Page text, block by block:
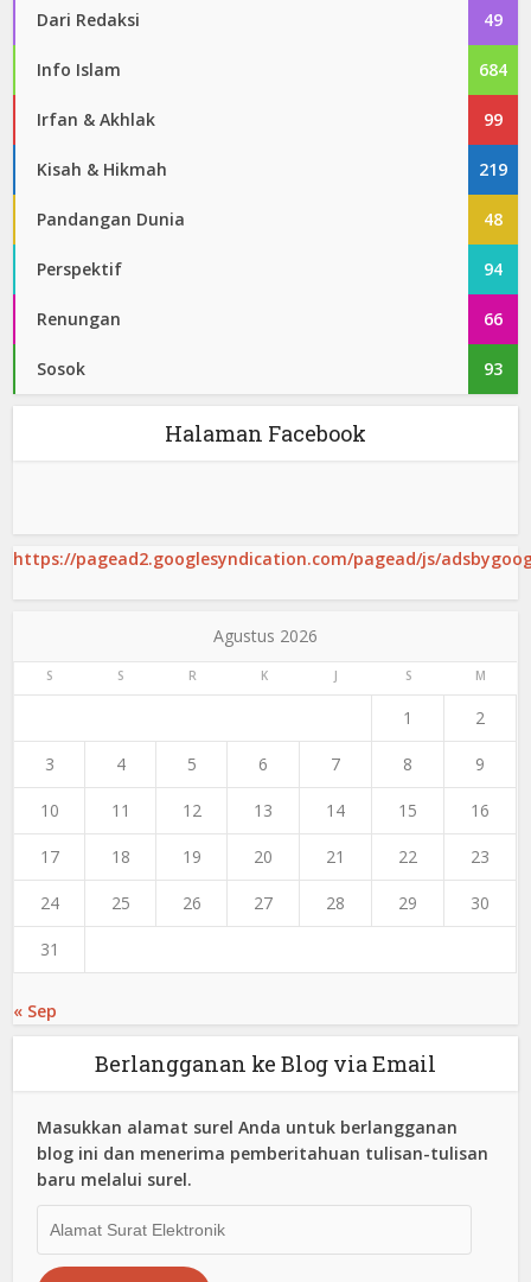
Dari Redaksi 49
Info Islam 684
Irfan & Akhlak 99
Kisah & Hikmah 219
Pandangan Dunia 48
Perspektif 94
Renungan 66
Sosok 93
Halaman Facebook
https://pagead2.googlesyndication.com/pagead/js/
Agustus 2026
S S R K J S M
1 2
3 4 5 6 7 8 9
10 11 12 13 14 15 16
17 18 19 20 21 22 23
24 25 26 27 28 29 30
31
« Sep
Berlangganan ke Blog via Email
Masukkan alamat surel Anda untuk berlangganan
blog ini dan menerima pemberitahuan tulisan-tulisan
baru melalui surel.
Surat
Elektronik